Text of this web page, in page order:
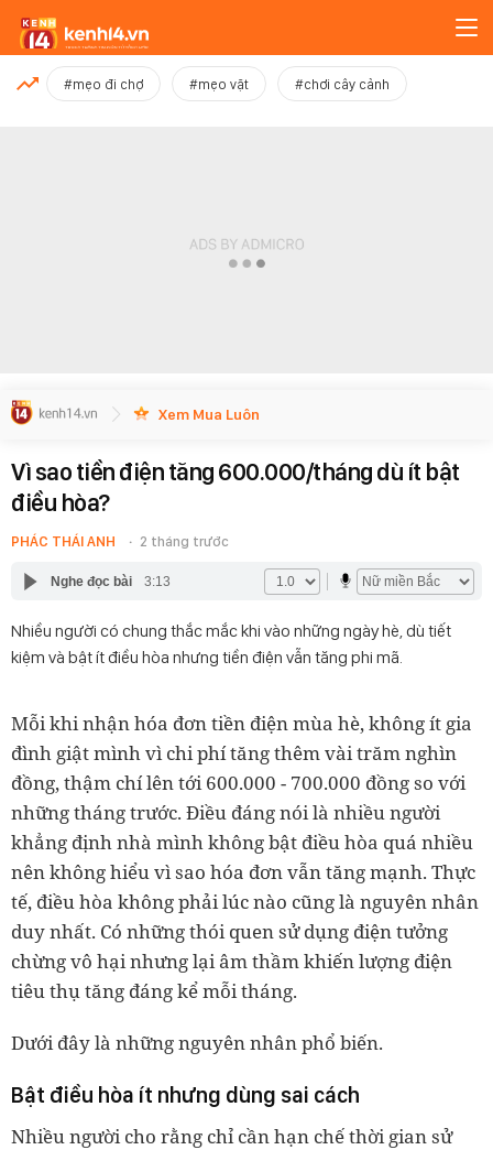
MỚI NHẤT
#mẹo đi chợ #mẹo vặt #chơi cây cảnh
Xem Mua Luôn
Vì sao tiền điện tăng 600.000/tháng dù ít bật
điều hòa?
PHÁC THÁI ANH 2 tháng trước
Nghe đọc bài 3:13
Nhiều người có chung thắc mắc khi vào những ngày hè, dù tiết
kiệm và bật ít điều hòa nhưng tiền điện vẫn tăng phi mã.
Mỗi khi nhận hóa đơn tiền điện mùa hè, không ít gia
đình giật mình vì chi phí tăng thêm vài trăm nghìn
đồng, thậm chí lên tới 600.000 - 700.000 đồng so với
những tháng trước. Điều đáng nói là nhiều người
khẳng định nhà mình không bật điều hòa quá nhiều
nên không hiểu vì sao hóa đơn vẫn tăng mạnh. Thực
tế, điều hòa không phải lúc nào cũng là nguyên nhân
duy nhất. Có những thói quen sử dụng điện tưởng
chừng vô hại nhưng lại âm thầm khiến lượng điện
tiêu thụ tăng đáng kể mỗi tháng.
Dưới đây là những nguyên nhân phổ biến.
Bật điều hòa ít nhưng dùng sai cách
Nhiều người cho rằng chỉ cần hạn chế thời gian sử